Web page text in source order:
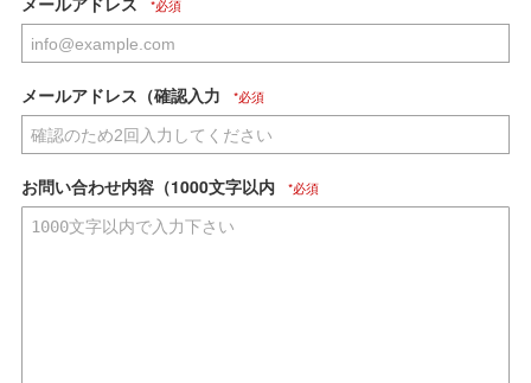
メールアドレス（確認入力
お問い合わせ内容（1000文字以内